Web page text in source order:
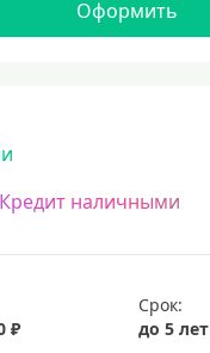
Оформить
наличными
₽
Срок:
до 5 лет